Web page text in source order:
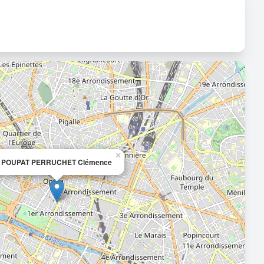
POUPAT PERRUCHET Clémence
×